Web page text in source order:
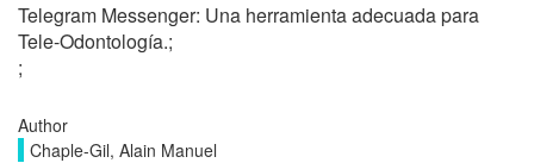
Telegram Messenger: Una herramienta adecuada para
Tele-Odontología.;
;
Author
Chaple-Gil, Alain Manuel